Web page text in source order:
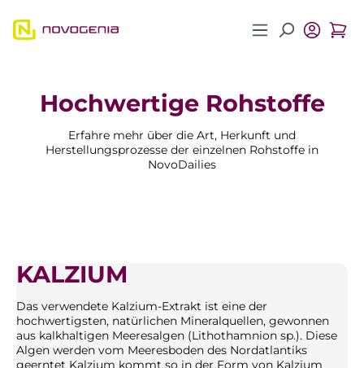
Zum Hauptinhalt springen
Hochwertige Rohstoffe
Erfahre mehr über die Art, Herkunft und
Herstellungsprozesse der einzelnen Rohstoffe in
NovoDailies
KALZIUM
Das verwendete Kalzium-Extrakt ist eine der
hochwertigsten, natürlichen Mineralquellen, gewonnen
aus kalkhaltigen Meeresalgen (Lithothamnion sp.). Diese
Algen werden vom Meeresboden des Nordatlantiks
geerntet Kalzium kommt so in der Form von Kalzium